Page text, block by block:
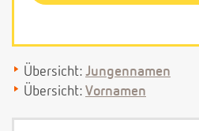
Übersicht: Jungennamen
Übersicht: Vornamen